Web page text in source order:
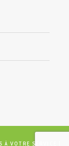
À VOTRE SERVICE |